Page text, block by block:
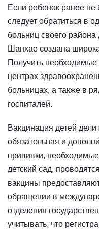
Если ребенок ранее
следует обратиться в
больниц своего
Шанхае создана
Получить
центрах
больницах, а также в
госпиталей.
Вакцинация детей
обязательная и
прививки,
детский сад,
вакцины
обращении в
отделения
учитывать, что